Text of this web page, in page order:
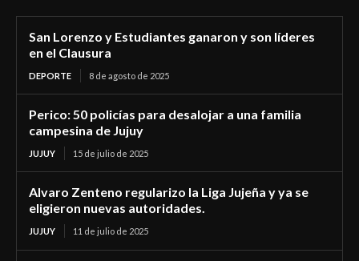
San Lorenzo y Estudiantes ganaron y son líderes
en el Clausura
DEPORTE 8 de agosto de 2025
Perico: 50 policías para desalojar a una familia
campesina de Jujuy
JUJUY 15 de julio de 2025
Alvaro Zenteno regularizo la Liga Jujeña y ya se
eligieron nuevas autoridades.
JUJUY 11 de julio de 2025